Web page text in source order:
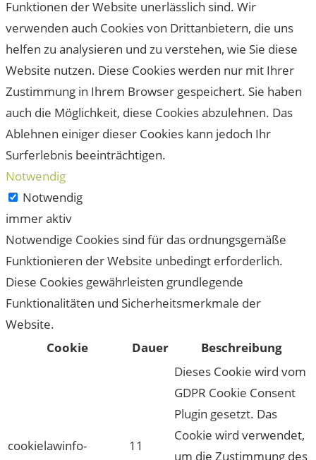
Funktionen der Website unerlässlich sind. Wir
verwenden auch Cookies von Drittanbietern, die uns
helfen zu analysieren und zu verstehen, wie Sie diese
Website nutzen. Diese Cookies werden nur mit Ihrer
Zustimmung in Ihrem Browser gespeichert. Sie haben
auch die Möglichkeit, diese Cookies abzulehnen. Das
Ablehnen einiger dieser Cookies kann jedoch Ihr
Surferlebnis beeinträchtigen.
Notwendig
Notwendig
immer aktiv
Notwendige Cookies sind für das ordnungsgemäße
Funktionieren der Website unbedingt erforderlich.
Diese Cookies gewährleisten grundlegende
Funktionalitäten und Sicherheitsmerkmale der
Website.
Cookie
Dauer Beschreibung
cookielawinfo-
11
Dieses Cookie wird vom
GDPR Cookie Consent
Plugin gesetzt. Das
Cookie wird verwendet,
um die Zustimmung des